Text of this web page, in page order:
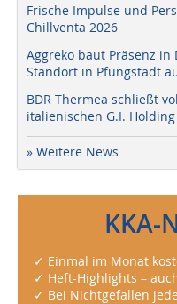
Frische Impulse und
Chillventa 2026
Aggreko baut Präsenz
Standort in Pfungstadt
BDR Thermea schließt
italienischen G.I.
» Weitere News
KKA-
✓ Einmal im Monat
✓ Heft-Highlights –
✓ Bei Nichtgefallen